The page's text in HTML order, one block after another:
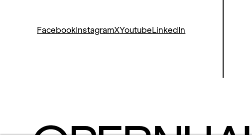
FacebookInstagramXYoutubeLinkedIn